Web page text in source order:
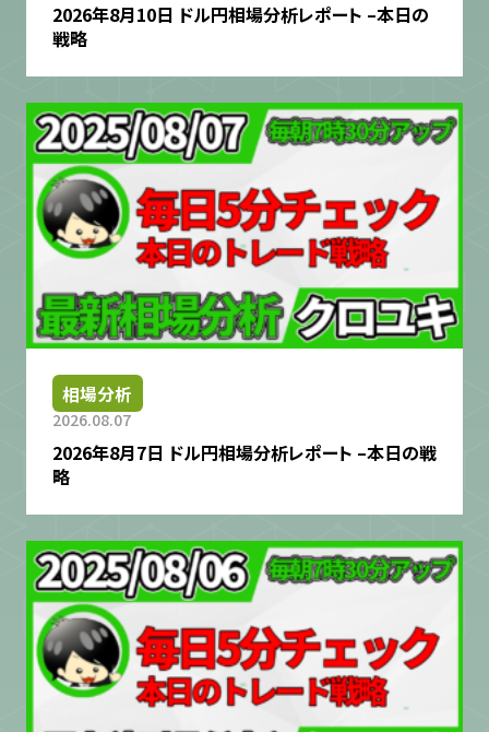
2026年8月10日 ドル円相場分析レポート –本日の
戦略
相場分析
2026.08.07
2026年8月7日 ドル円相場分析レポート –本日の戦
略